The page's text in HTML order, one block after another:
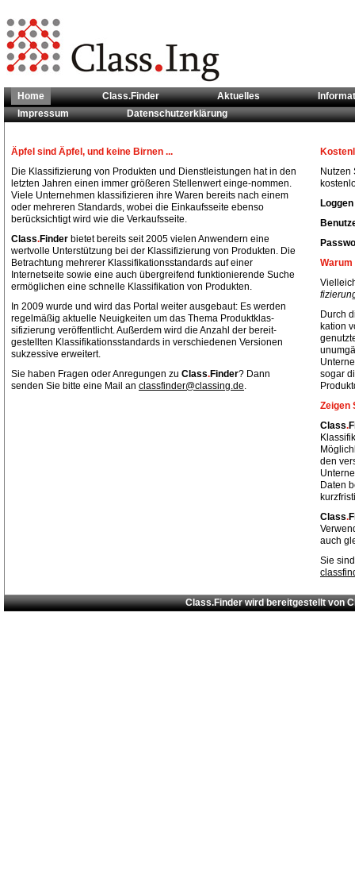
Sie sind hier:Home
Home Class.Finder Aktuelles
Impressum
Datenschutzerklärung
Äpfel sind Äpfel, und keine Birnen ...
Die Klassifizierung von Produkten und Dienstleistungen hat in den
letzten Jahren einen immer größeren Stellenwert einge-nommen.
Viele Unternehmen klassifizieren ihre Waren bereits nach einem
oder mehreren Standards, wobei die Einkaufsseite ebenso
berücksichtigt wird wie die Verkaufsseite.
Class.Finder bietet bereits seit 2005 vielen Anwendern eine
wertvolle Unterstützung bei der Klassifizierung von Produkten. Die
Betrachtung mehrerer Klassifikationsstandards auf einer
Internetseite sowie eine auch übergreifend funktionierende Suche
ermöglichen eine schnelle Klassifikation von Produkten.
In 2009 wurde und wird das Portal weiter ausgebaut: Es werden
regelmäßig aktuelle Neuigkeiten um das Thema Produktklas-
sifizierung veröffentlicht. Außerdem wird die Anzahl der bereit-
gestellten Klassifikationsstandards in verschiedenen Versionen
sukzessive erweitert.
Sie haben Fragen oder Anregungen zu Class.Finder? Dann
senden Sie bitte eine Mail an classfinder@classing.de.
Nutzen
Warum
Durch
kation
sogar
Zeigen
Class.
den
Daten
Class.
auch
Sie
Class.Finder wird bereitgestellt von